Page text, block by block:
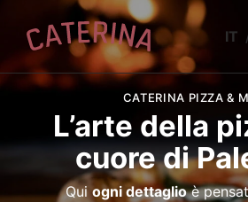
IT
CATERINA PIZZA &
L’arte della
cuore di
Qui ogni dettaglioè